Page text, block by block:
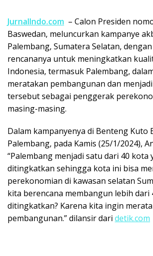
JurnalIndo.com – Calon Presiden
Baswedan, meluncurkan kampanye
Palembang, Sumatera Selatan,
rencananya untuk meningkatkan
Indonesia, termasuk Palembang,
meratakan pembangunan dan
tersebut sebagai penggerak
masing-masing.
Dalam kampanyenya di Benteng Kuto
Palembang, pada Kamis (25/1/2024),
“Palembang menjadi satu dari 40 kota
ditingkatkan sehingga kota ini bisa
perekonomian di kawasan selatan
kita berencana membangun lebih dari
ditingkatkan? Karena kita ingin
pembangunan.” dilansir dari detik.com